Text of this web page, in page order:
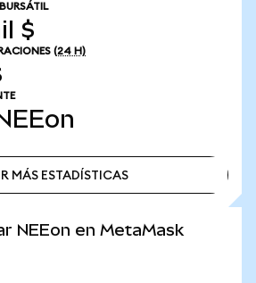
$
(24 H)
MÁS ESTADÍSTICAS
NEEon en MetaMask